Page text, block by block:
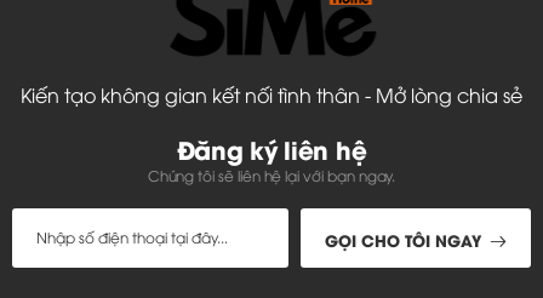
Kiến tạo không gian kết nối tình thân - Mở lòng chia sẻ
Đăng ký liên hệ
Chúng tôi sẽ liên hệ lại với bạn ngay.
GỌI CHO TÔI NGAY